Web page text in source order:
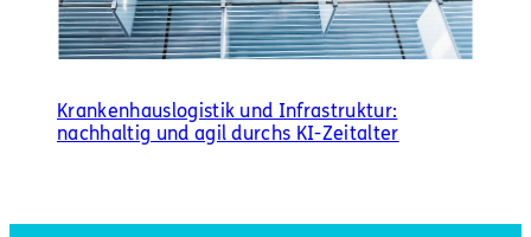
Krankenhauslogistik und Infrastruktur:
nachhaltig und agil durchs KI-Zeitalter